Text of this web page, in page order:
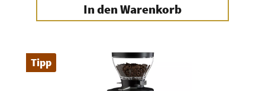
In den Warenkorb
Tipp